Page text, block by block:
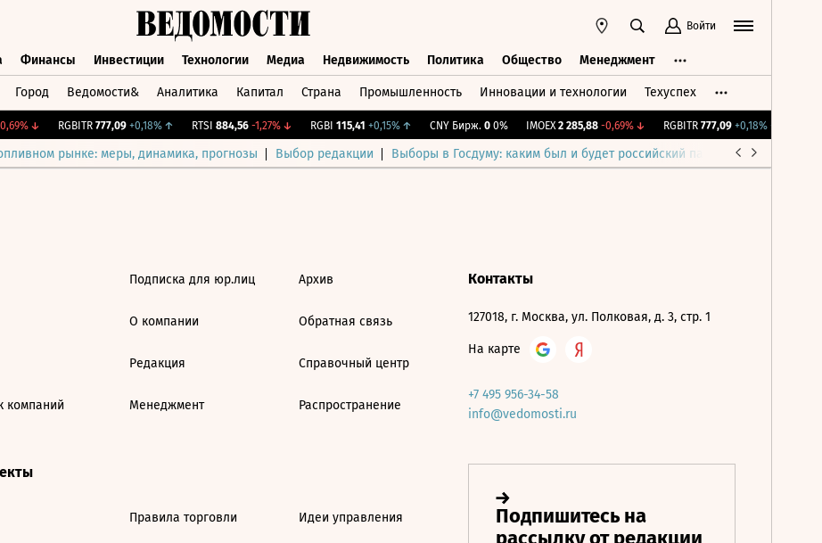
Войти
Финансы Инвестиции Технологии Медиа Недвижимость Политика Общество Менеджмент
Город Ведомости& Аналитика Капитал Страна Промышленность Инновации и технологии Техуспех
↓ RGBITR 777,09 +0,18%↑ RTSI 884,56 -1,27%↓ RGBI 115,41 +0,15%↑ CNY Бирж. 0 0% IMOEX 2 285,88 -0,69%↓ RGBITR 777,09 +0,18%↑
рынке: меры, динамика, прогнозы Выбор редакции Выборы в Госдуму: каким был и будет российский парламент
компаний
Подписка для юр.лиц
О компании
Редакция
Менеджмент
Архив
Обратная связь
Справочный центр
Распространение
Правила торговли Идеи управления
Контакты
127018, г. Москва, ул. Полковая, д. 3, стр. 1
На карте
+7 495 956-34-58
info@vedomosti.ru